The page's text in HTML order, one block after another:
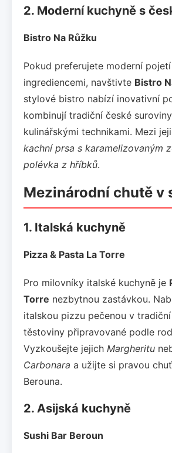
2. Moderní kuchyně s
Bistro Na Růžku
Pokud preferujete moderní
ingrediencemi, navštivte Bistro
stylové bistro nabízí inovativní
kombinují tradiční české
kulinářskými technikami. Mezi
kachní prsa s karamelizovaným
polévka z hříbků.
Mezinárodní chutě v
1. Italská kuchyně
Pizza & Pasta La Torre
Pro milovníky italské kuchyně je
Torre nezbytnou zastávkou.
italskou pizzu pečenou v
těstoviny připravované podle
Vyzkoušejte jejich Margheritu
Carbonara a užijte si pravou
Berouna.
2. Asijská kuchyně
Sushi Bar Beroun